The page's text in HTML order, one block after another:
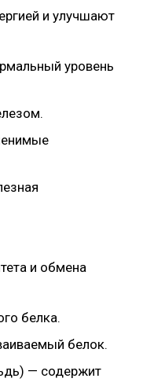
и улучшают
уровень
и обмена
белка.
белок.
— содержит